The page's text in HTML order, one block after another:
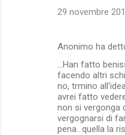
29 novembre
Anonimo ha
...Han fatto
facendo altri
no, trmino
avrei fatto
non si vergonga
vergognarsi di
pena...quella la